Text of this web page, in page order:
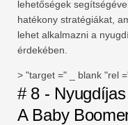
lehetőségek
hatékony stratégiákat,
lehet alkalmazni a
érdekében.
> "target =" _ blank "rel
# 8 -
A Baby